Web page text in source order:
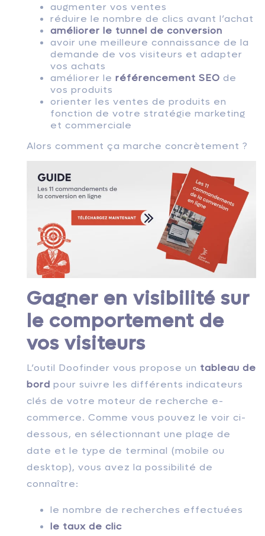
augmenter vos ventes
réduire le nombre de clics avant l’achat
améliorer le tunnel de conversion
avoir une meilleure connaissance de la
demande de vos visiteurs et adapter
vos achats
améliorer le référencement SEO de
vos produits
orienter les ventes de produits en
fonction de votre stratégie marketing
et commerciale
Alors comment ça marche concrètement ?
Gagner en visibilité sur
le comportement de
vos visiteurs
L’outil Doofinder vous propose un tableau de
bord pour suivre les différents indicateurs
clés de votre moteur de recherche e-
commerce. Comme vous pouvez le voir ci-
dessous, en sélectionnant une plage de
date et le type de terminal (mobile ou
desktop), vous avez la possibilité de
connaître:
le nombre de recherches effectuées
le taux de clic